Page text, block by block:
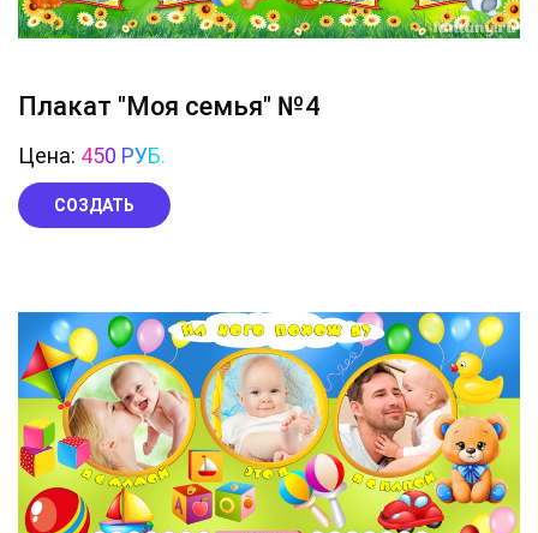
Плакат "Моя семья" №4
Цена: 450 РУБ.
СОЗДАТЬ